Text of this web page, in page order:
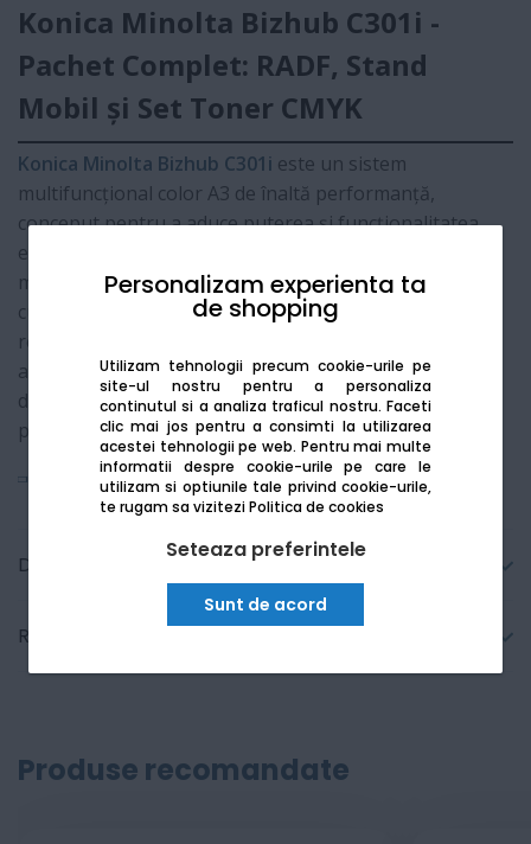
Personalizam experienta ta
de shopping
Utilizam tehnologii precum cookie-urile pe
site-ul nostru pentru a personaliza
continutul si a analiza traficul nostru. Faceti
clic mai jos pentru a consimti la utilizarea
acestei tehnologii pe web. Pentru mai multe
informatii despre cookie-urile pe care le
utilizam si optiunile tale privind cookie-urile,
te rugam sa viziteziPolitica de cookies
Seteaza preferintele
Sunt de acord
Konica Minolta Bizhub C301i -
Pachet Complet: RADF, Stand
Mobil și Set Toner CMYK
Konica Minolta Bizhub C301i este un sistem
multifuncțional color A3 de înaltă performanță,
conceput pentru a aduce puterea și funcționalitatea
echipamentelor mari în spații de lucru compacte. Acest
model din gamai-Seriesimpresionează prin calitatea
culorilor și viteza de procesare. Pachetul oferit
reprezintă
alimentatorul automat pentru documente, standul
dedicat pentru podea și setul de consumabile necesar
pornirii imediate.
Vezi mai mult
Detalii tehnice
Recenzii
Produse recomandate